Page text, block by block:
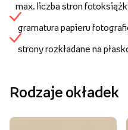
max. liczba stron
gramatura papieru
strony rozkładane na
Rodzaje okładek